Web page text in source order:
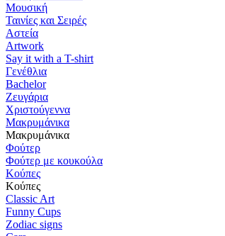
Μουσική
Ταινίες και Σειρές
Αστεία
Artwork
Say it with a T-shirt
Γενέθλια
Bachelor
Ζευγάρια
Χριστούγεννα
Μακρυμάνικα
Μακρυμάνικα
Φούτερ
Φούτερ με κουκούλα
Κούπες
Κούπες
Classic Art
Funny Cups
Zodiac signs